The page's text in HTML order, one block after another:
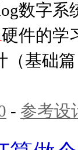
数字系
硬件的学
（基础
- 参考设